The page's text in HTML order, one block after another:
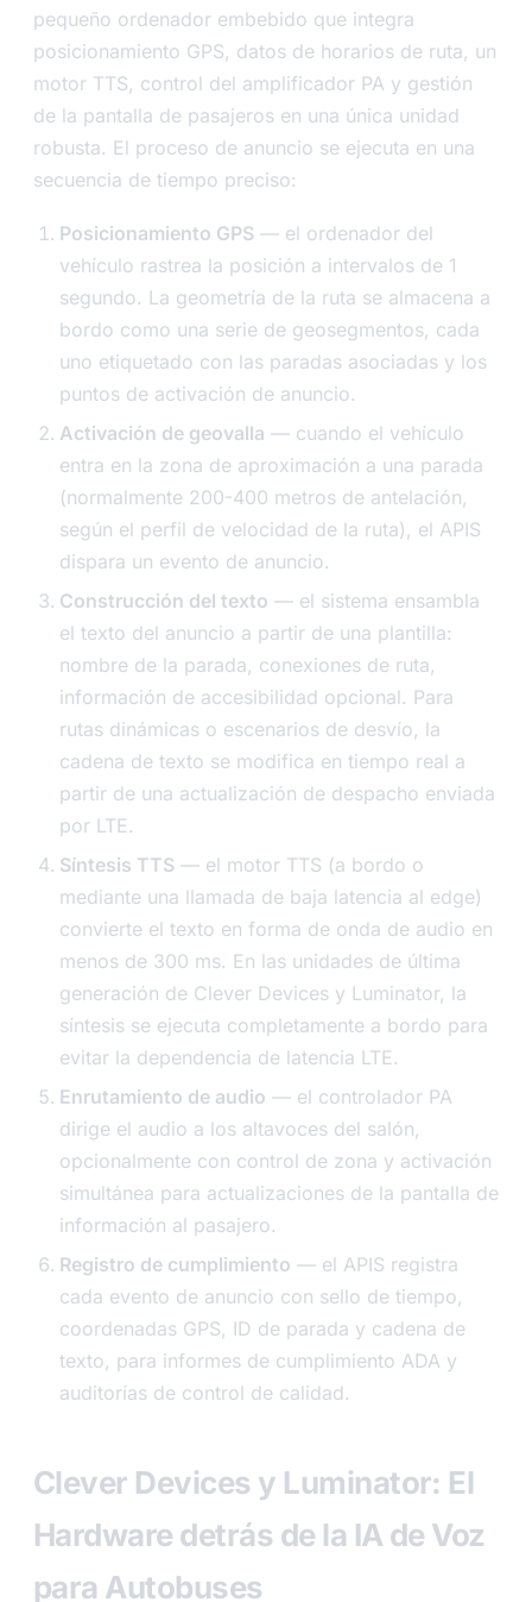
pequeño ordenador embebido que integra
posicionamiento GPS, datos de horarios de ruta, un
motor TTS, control del amplificador PA y gestión
de la pantalla de pasajeros en una única unidad
robusta. El proceso de anuncio se ejecuta en una
secuencia de tiempo preciso:
Posicionamiento GPS — el ordenador del
vehículo rastrea la posición a intervalos de 1
segundo. La geometría de la ruta se almacena a
bordo como una serie de geosegmentos, cada
uno etiquetado con las paradas asociadas y los
puntos de activación de anuncio.
Activación de geovalla — cuando el vehículo
entra en la zona de aproximación a una parada
(normalmente 200-400 metros de antelación,
según el perfil de velocidad de la ruta), el APIS
dispara un evento de anuncio.
Construcción del texto — el sistema ensambla
el texto del anuncio a partir de una plantilla:
nombre de la parada, conexiones de ruta,
información de accesibilidad opcional. Para
rutas dinámicas o escenarios de desvío, la
cadena de texto se modifica en tiempo real a
partir de una actualización de despacho enviada
por LTE.
Síntesis TTS — el motor TTS (a bordo o
mediante una llamada de baja latencia al edge)
convierte el texto en forma de onda de audio en
menos de 300 ms. En las unidades de última
generación de Clever Devices y Luminator, la
síntesis se ejecuta completamente a bordo para
evitar la dependencia de latencia LTE.
Enrutamiento de audio — el controlador PA
dirige el audio a los altavoces del salón,
opcionalmente con control de zona y activación
simultánea para actualizaciones de la pantalla de
información al pasajero.
Registro de cumplimiento — el APIS registra
cada evento de anuncio con sello de tiempo,
coordenadas GPS, ID de parada y cadena de
texto, para informes de cumplimiento ADA y
auditorías de control de calidad.
Clever Devices y Luminator: El
Hardware detrás de la IA de Voz
para Autobuses